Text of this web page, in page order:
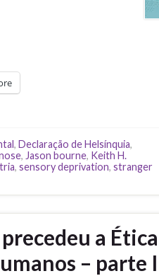
, Declaração de Helsínquia,
, Jason bourne, Keith H.
, sensory deprivation, stranger
a
– parte